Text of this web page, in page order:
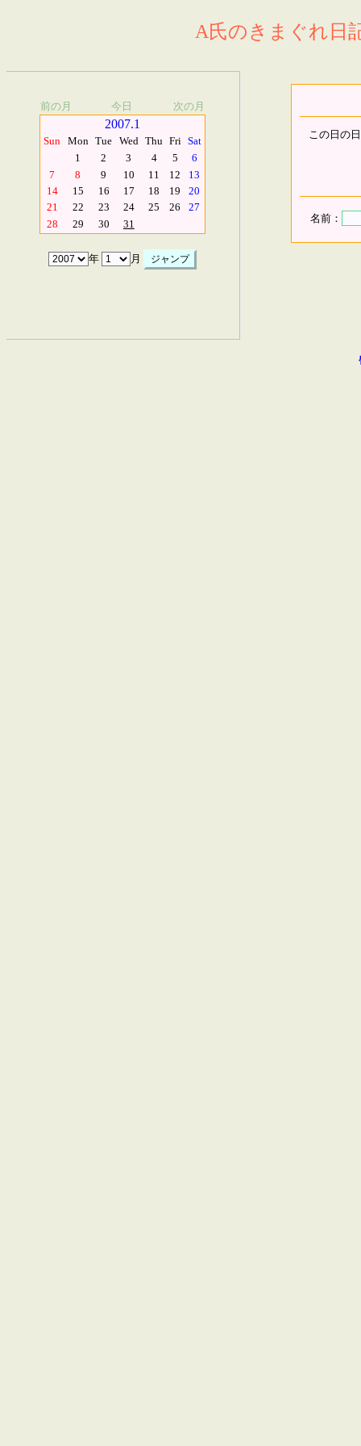
A氏のきまぐれ日
前の月 今日 次の月
2007.1
Sun Mon Tue Wed Thu Fri Sat
1
2 3 4 5
6
7
8 9 10 11 12
13
14
15 16 17 18 19
20
21
22 23 24 25 26
27
28
29 30 31
年 月
この日の
名前：